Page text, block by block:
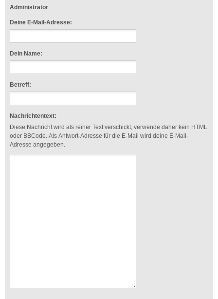
Administrator
Deine E-Mail-Adresse:
Dein Name:
Betreff:
Nachrichtentext:
Diese Nachricht wird als reiner Text verschickt, verwende daher kein HTML
oder BBCode. Als Antwort-Adresse für die E-Mail wird deine E-Mail-
Adresse angegeben.